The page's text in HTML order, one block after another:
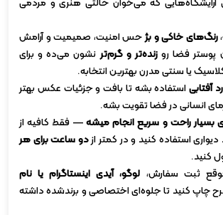
رنگ‌های خاکی و بژحس امنیت، صمیمیت و آرامش
پوستر فضا روزنده‌تر و گرم‌تر نشون می‌ده و برای
یا سنتی مدرن بهترین انتخابه.
آفتابیاستفاده بشه تا بافت و جزئیات عکس بهتر
انسانی در فضا تقویت بشه.
بسیار راحت و سریع انجام میشه— فقط کافیه از
استفاده کنید و در کمتر ازدو ساعت برای هر
کنید.
ثبت سفارش، لوگو، آیدی اینستاگرام یا نام
چاپ کنید تا جلوه‌ای اختصاصی و برندشده داشته